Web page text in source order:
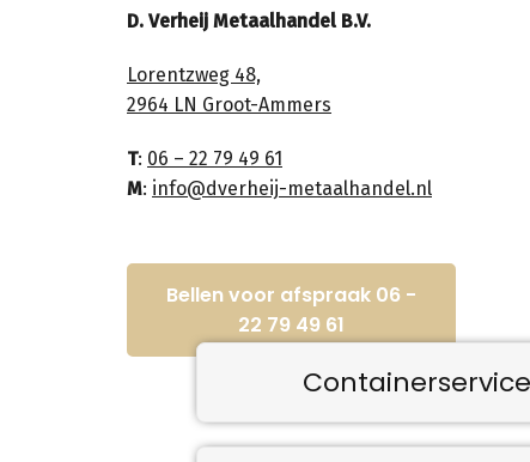
D. Verheij Metaalhandel B.V.
Lorentzweg 48,
2964 LN Groot-Ammers
T: 06 – 22 79 49 61
M: info@dverheij-metaalhandel.nl
Bellen voor afspraak 06 -
22 79 49 61
Containerservice